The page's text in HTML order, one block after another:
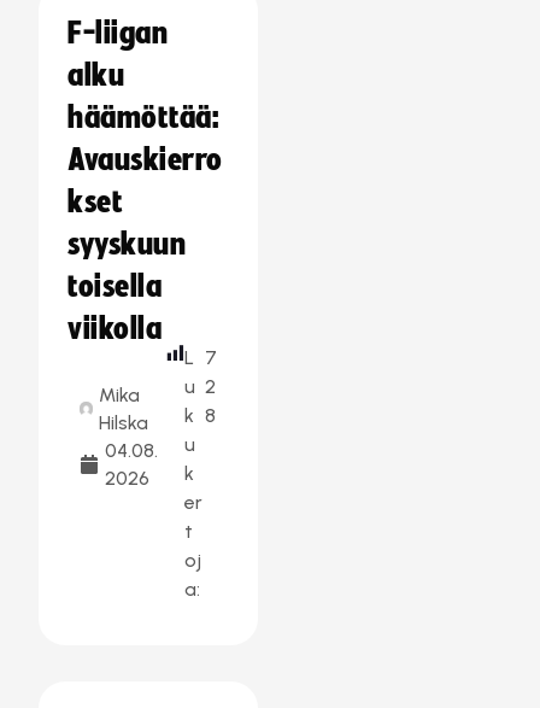
F-liigan
alku
häämöttää:
Avauskierro
kset
syyskuun
toisella
viikolla
Mika
Hilska
04.08.
2026
L
u
k
u
k
er
t
oj
a:
7
2
8